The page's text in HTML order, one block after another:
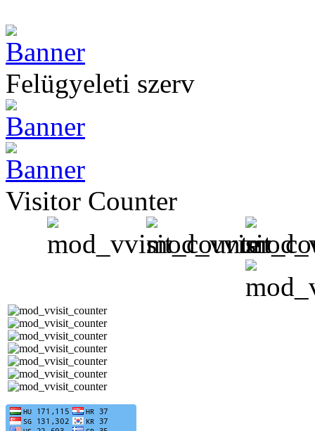
Felügyeleti szerv
Visitor Counter